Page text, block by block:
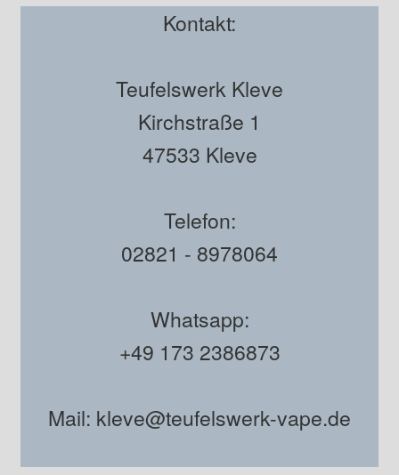
Kontakt:
Teufelswerk Kleve
Kirchstraße 1
47533 Kleve
Telefon:
02821 - 8978064
Whatsapp:
+49 173 2386873
Mail: kleve@teufelswerk-vape.de